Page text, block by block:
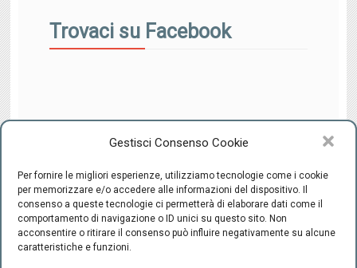
Gestisci Consenso Cookie
Per fornire le migliori esperienze, utilizziamo tecnologie come i cookie
per memorizzare e/o accedere alle informazioni del dispositivo. Il
consenso a queste tecnologie ci permetterà di elaborare dati come il
comportamento di navigazione o ID unici su questo sito. Non
acconsentire o ritirare il consenso può influire negativamente su alcune
caratteristiche e funzioni.
Trovaci su Facebook
CENTRO INTEGRATO DI SESSUOLOGIA "il Ponte" - C.F.
94220800489 -Cookie Policy-Privacy